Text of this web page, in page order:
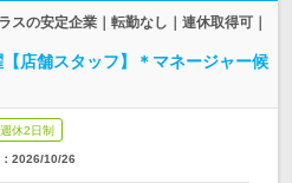
スの安定企業｜転勤なし｜連休取得可｜
店舗スタッフ】＊マネージャー候
休2日制
2026/10/26